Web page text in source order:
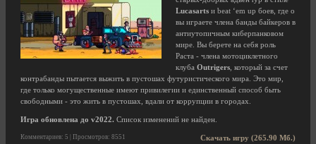
Lucasarts и beat ‘em up боев, где о
вы играете члена банды байкеров в
антиутопичным киберпанковом
мире. Вы берете на себя роль
Раста - члена мотоциклетного
клуба Outrigers , который за счет
контрабанды пытается выжить в пустошах футуристического мира. Это мир,
где только могущественные имеют привилегии и единственный способ быть
свободными - это жить в пустошах, вдали от коррупции в городах.
Игра обновлена до v2022. Список изменений не найден.
Скачать игру (265.90 Мб.)
Комментариев: 5 | Просмотров: 8551